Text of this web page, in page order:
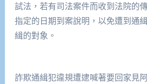
試法，若有司法案件而收到法院的
指定的日期到案說明，以免遭到通
緝的對象。
詐欺通緝犯違規遭逮喊著要回家見